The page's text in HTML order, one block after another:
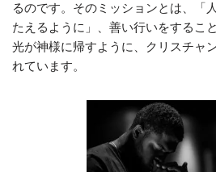
るのです。そのミッションとは、「
たえるように」、善い行いをするこ
光が神様に帰すように、クリスチャ
れています。